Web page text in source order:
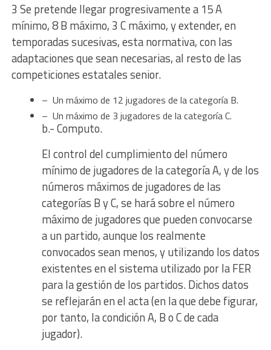
3 Se pretende llegar progresivamente a 15 A
mínimo, 8 B máximo, 3 C máximo, y extender, en
temporadas sucesivas, esta normativa, con las
adaptaciones que sean necesarias, al resto de las
competiciones estatales senior.
– Un máximo de 12 jugadores de la categoría B.
– Un máximo de 3 jugadores de la categoría C.
b.- Computo.
El control del cumplimiento del número
mínimo de jugadores de la categoría A, y de los
números máximos de jugadores de las
categorías B y C, se hará sobre el número
máximo de jugadores que pueden convocarse
a un partido, aunque los realmente
convocados sean menos, y utilizando los datos
existentes en el sistema utilizado por la FER
para la gestión de los partidos. Dichos datos
se reflejarán en el acta (en la que debe figurar,
por tanto, la condición A, B o C de cada
jugador).